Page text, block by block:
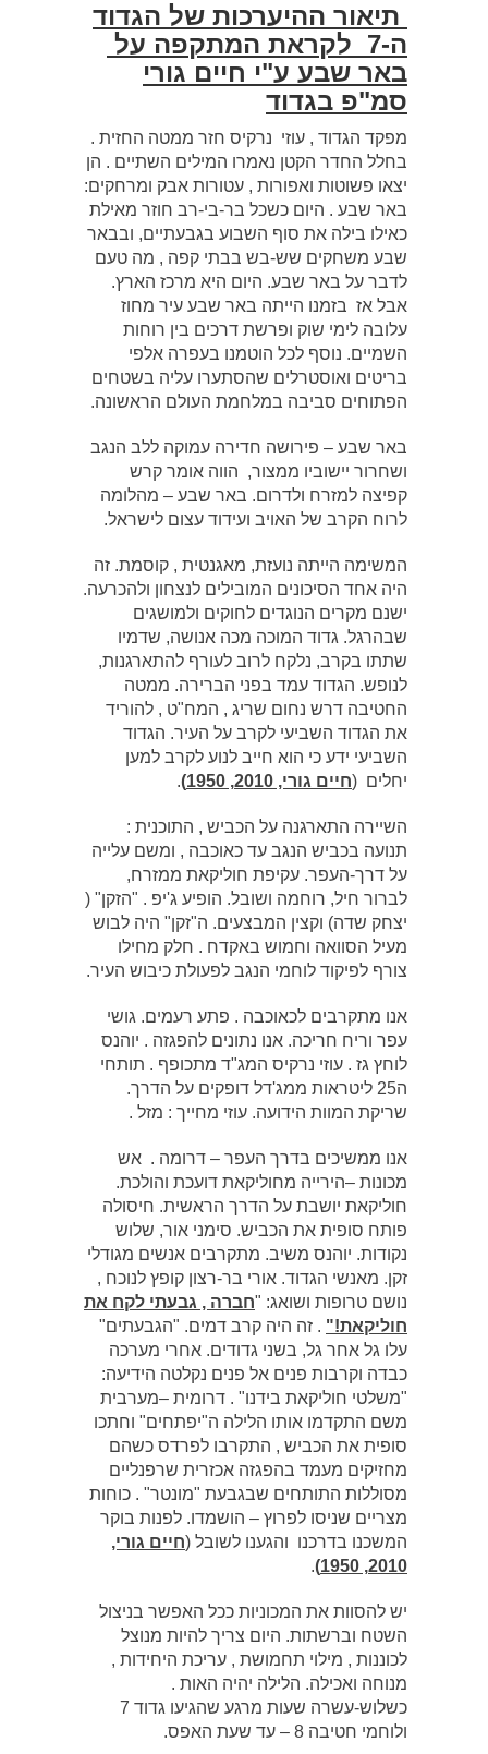
תיאור ההיערכות של הגדוד
ה-7 לקראת המתקפה על
באר שבע ע"י חיים גורי
סמ"פ בגדוד
מפקד הגדוד , עוזי נרקיס חזר ממטה החזית .
בחלל החדר הקטן נאמרו המילים השתיים . הן
יצאו פשוטות ואפורות , עטורות אבק ומרחקים:
באר שבע . היום כשכל בר-בי-רב חוזר מאילת
כאילו בילה את סוף השבוע בגבעתיים, ובבאר
שבע משחקים שש-בש בבתי קפה , מה טעם
לדבר על באר שבע. היום היא מרכז הארץ.
אבל אז בזמנו הייתה באר שבע עיר מחוז
עלובה לימי שוק ופרשת דרכים בין רוחות
השמיים. נוסף לכל הוטמנו בעפרה אלפי
בריטים ואוסטרלים שהסתערו עליה בשטחים
הפתוחים סביבה במלחמת העולם הראשונה.
באר שבע – פירושה חדירה עמוקה ללב הנגב
ושחרור יישוביו ממצור, הווה אומר קרש
קפיצה למזרח ולדרום. באר שבע – מהלומה
לרוח הקרב של האויב ועידוד עצום לישראל.
המשימה הייתה נועזת, מאגנטית , קוסמת. זה
היה אחד הסיכונים המובילים לנצחון ולהכרעה.
ישנם מקרים הנוגדים לחוקים ולמושגים
שבהרגל. גדוד המוכה מכה אנושה, שדמיו
שתתו בקרב, נלקח לרוב לעורף להתארגנות,
לנופש. הגדוד עמד בפני הברירה. ממטה
החטיבה דרש נחום שריג , המח"ט , להוריד
את הגדוד השביעי לקרב על העיר. הגדוד
השביעי ידע כי הוא חייב לנוע לקרב למען
יחלים (חיים גורי, 2010, 1950) .
השיירה התארגנה על הכביש , התוכנית :
תנועה בכביש הנגב עד כאוכבה , ומשם עלייה
על דרך-העפר. עקיפת חוליקאת ממזרח,
לברור חיל, רוחמה ושובל. הופיע ג'יפ . "הזקן" (
יצחק שדה) וקצין המבצעים. ה"זקן" היה לבוש
מעיל הסוואה וחמוש באקדח . חלק מחילו
צורף לפיקוד לוחמי הנגב לפעולת כיבוש העיר.
אנו מתקרבים לכאוכבה . פתע רעמים. גושי
עפר וריח חריכה. אנו נתונים להפגזה . יוהנס
לוחץ גז . עוזי נרקיס המג"ד מתכופף . תותחי
ה25 ליטראות ממג'דל דופקים על הדרך.
שריקת המוות הידועה. עוזי מחייך : מזל .
אנו ממשיכים בדרך העפר – דרומה . אש
מכונות –הירייה מחוליקאת דועכת והולכת.
חוליקאת יושבת על הדרך הראשית. חיסולה
פותח סופית את הכביש. סימני אור, שלוש
נקודות. יוהנס משיב. מתקרבים אנשים מגודלי
זקן. מאנשי הגדוד. אורי בר-רצון קופץ לנוכח ,
נושם טרופות ושואג: "חברה , גבעתי לקח את
חוליקאת!" . זה היה קרב דמים. "הגבעתים"
עלו גל אחר גל, בשני גדודים. אחרי מערכה
כבדה וקרבות פנים אל פנים נקלטה הידיעה:
"משלטי חוליקאת בידנו" . דרומית –מערבית
משם התקדמו אותו הלילה ה"יפתחים" וחתכו
סופית את הכביש , התקרבו לפרדס כשהם
מחזיקים מעמד בהפגזה אכזרית שרפנליים
מסוללות התותחים שבגבעת "מונטר" . כוחות
מצריים שניסו לפרוץ – הושמדו. לפנות בוקר
המשכנו בדרכנו והגענו לשובל (חיים גורי,
2010, 1950)
.
יש להסוות את המכוניות ככל האפשר בניצול
השטח וברשתות. היום צריך להיות מנוצל
לכוננות , מילוי תחמושת , עריכת היחידות ,
מנוחה ואכילה. הלילה יהיה האות .
כשלוש-עשרה שעות מרגע שהגיעו גדוד 7
ולוחמי חטיבה 8 – עד שעת האפס.